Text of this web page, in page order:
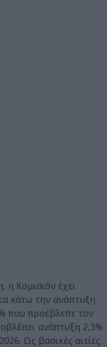
η Κομισιόν έχει
κάτω την ανάπτυξη
που προέβλεπε τον
ανάπτυξη 2,3%
Ως βασικές αιτίες